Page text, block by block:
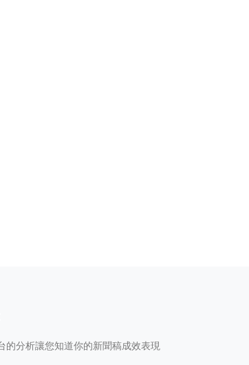
的分析讓您知道你的新聞稿成效表現